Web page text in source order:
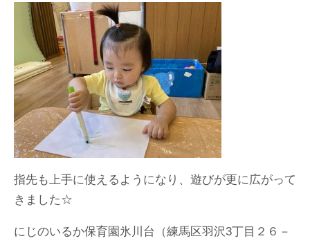
指先も上手に使えるようになり、遊びが更に広がって
きました☆
にじのいるか保育園氷川台（練馬区羽沢3丁目２６－